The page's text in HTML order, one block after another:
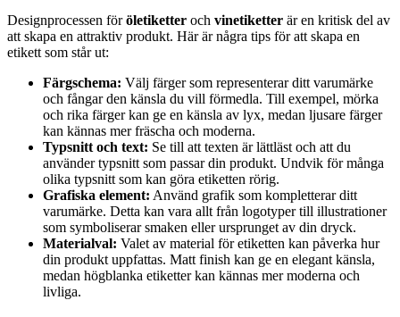
Designprocessen föröletiketter och vinetiketter är en kritisk del av
att skapa en attraktiv produkt. Här är några tips för att skapa en
etikett som står ut:
Färgschema: Välj färger som representerar ditt varumärke
och fångar den känsla du vill förmedla. Till exempel, mörka
och rika färger kan ge en känsla av lyx, medan ljusare färger
kan kännas mer fräscha och moderna.
Typsnitt och text: Se till att texten är lättläst och att du
använder typsnitt som passar din produkt. Undvik för många
olika typsnitt som kan göra etiketten rörig.
Grafiska element: Använd grafik som kompletterar ditt
varumärke. Detta kan vara allt från logotyper till illustrationer
som symboliserar smaken eller ursprunget av din dryck.
Materialval: Valet av material för etiketten kan påverka hur
din produkt uppfattas. Matt finish kan ge en elegant känsla,
medan högblanka etiketter kan kännas mer moderna och
livliga.